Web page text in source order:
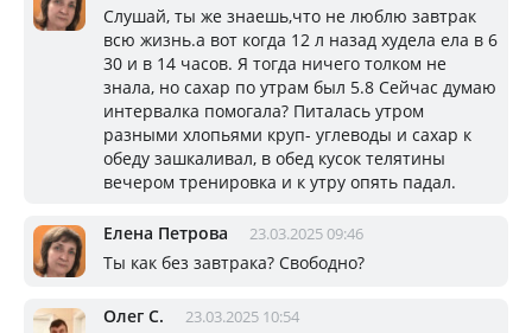
Слушай, ты же знаешь,что не люблю завтрак
всю жизнь.а вот когда 12 л назад худела ела в 6
30 и в 14 часов. Я тогда ничего толком не
знала, но сахар по утрам был 5.8 Сейчас думаю
интервалка помогала? Питалась утром
разными хлопьями круп- углеводы и сахар к
обеду зашкаливал, в обед кусок телятины
вечером тренировка и к утру опять падал.
Елена Петрова 23.03.2025 09:46
Ты как без завтрака? Свободно?
Олег С. 23.03.2025 10:54